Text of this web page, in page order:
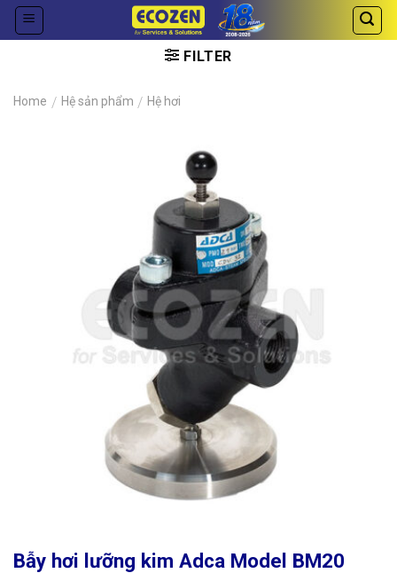
Skip
FILTER
Home / Hệ sản phẩm / Hệ hơi
Bẫy hơi lưỡng kim Adca Model BM20